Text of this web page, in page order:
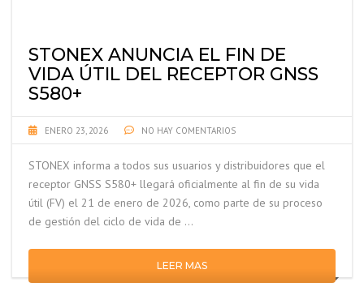
STONEX ANUNCIA EL FIN DE
VIDA ÚTIL DEL RECEPTOR GNSS
S580+
ENERO 23, 2026 NO HAY COMENTARIOS
STONEX informa a todos sus usuarios y distribuidores que el
receptor GNSS S580+ llegará oficialmente al fin de su vida
útil (FV) el 21 de enero de 2026, como parte de su proceso
de gestión del ciclo de vida de …
LEER MAS